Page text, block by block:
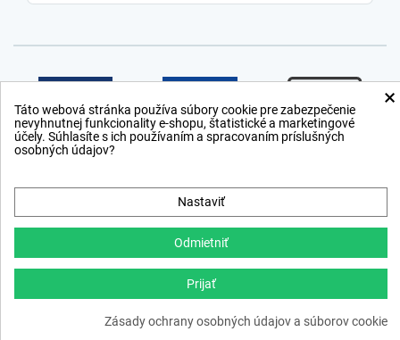
Copyright © 2012 − 2026
webdesign,ppc›netsuccess.sk
×
Táto webová stránka používa súbory cookie pre zabezpečenie
nevyhnutnej funkcionality e-shopu, štatistické a marketingové
účely. Súhlasíte s ich používaním a spracovaním príslušných
osobných údajov?
Nastaviť
Odmietniť
Prijať
Zásady ochrany osobných údajov a súborov cookie